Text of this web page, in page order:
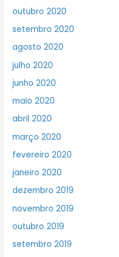
outubro 2020
setembro 2020
agosto 2020
julho 2020
junho 2020
maio 2020
abril 2020
março 2020
fevereiro 2020
janeiro 2020
dezembro 2019
novembro 2019
outubro 2019
setembro 2019